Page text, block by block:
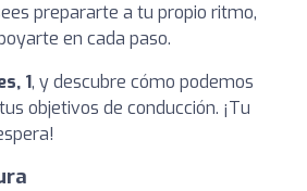
prepararte a tu propio ritmo,
en cada paso.
1, y descubre cómo podemos
objetivos de conducción. ¡Tu